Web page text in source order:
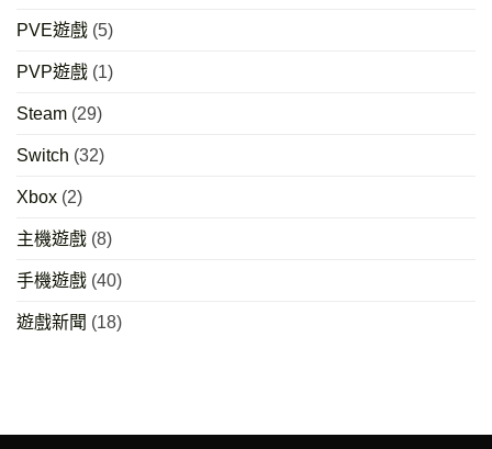
PVE遊戲 (5)
PVP遊戲 (1)
Steam (29)
Switch (32)
Xbox (2)
主機遊戲 (8)
手機遊戲 (40)
遊戲新聞 (18)